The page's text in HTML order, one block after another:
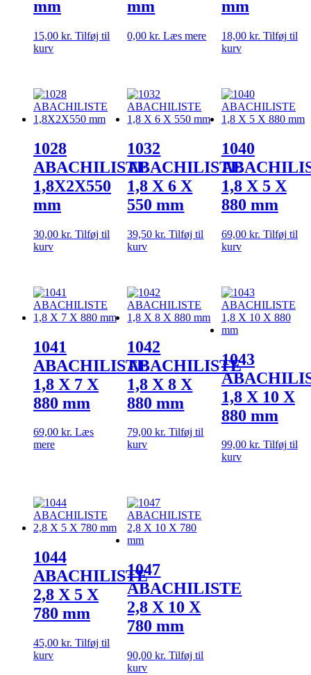
mm
15,00 kr. Tilføj til
kurv
mm
0,00kr. Læs mere
mm
18,00 kr. Tilføj til
kurv
1028
ABACHILISTE
1,8X2X550
mm
30,00 kr. Tilføj til
kurv
1032
ABACHILISTE
1,8 X 6 X
550 mm
39,50kr. Tilføj til
kurv
1040
1,8 X 5 X
880 mm
69,00 kr. Tilføj til
kurv
1041
ABACHILISTE
1,8 X 7 X
880 mm
69,00 kr. Læs
mere
1042
ABACHILISTE
1,8 X 8 X
880 mm
79,00kr. Tilføj til
kurv
1043
1,8 X 10 X
880 mm
99,00 kr. Tilføj til
kurv
1044
ABACHILISTE
2,8 X 5 X
780 mm
45,00 kr. Tilføj til
kurv
1047
ABACHILISTE
2,8 X 10 X
780 mm
90,00kr. Tilføj til
kurv